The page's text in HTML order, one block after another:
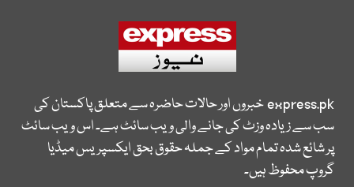
express.pkخبروں اور حالات حاضرہ سے متعلق پاکستان کی
سب سے زیادہ وزٹ کی جانے والی ویب سائٹ ہے۔ اس ویب سائٹ
پر شائع شدہ تمام مواد کے جملہ حقوق بحق ایکسپریس میڈیا
گروپ محفوظ ہیں۔